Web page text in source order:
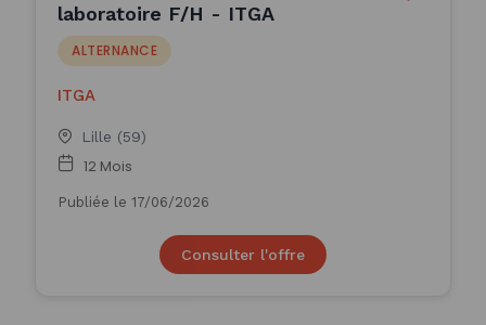
laboratoire F/H - ITGA
ALTERNANCE
ITGA
Lille (59)
12 Mois
Publiée le 17/06/2026
Consulter l'offre